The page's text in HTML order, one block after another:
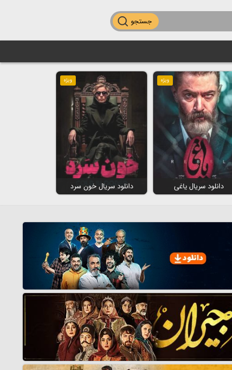
جستجو
ویژه
دانلود سریال یاغی
ویژه
دانلود سریال خون سرد